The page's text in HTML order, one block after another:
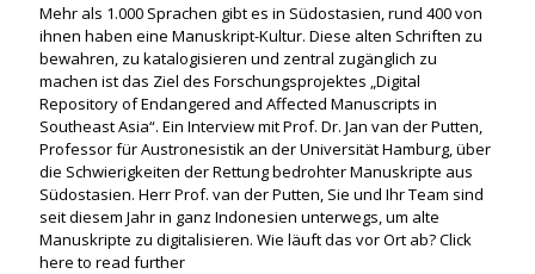
Mehr als 1.000 Sprachen gibt es in Südostasien, rund 400 von
ihnen haben eine Manuskript-Kultur. Diese alten Schriften zu
bewahren, zu katalogisieren und zentral zugänglich zu
machen ist das Ziel des Forschungsprojektes „Digital
Repository of Endangered and Affected Manuscripts in
Southeast Asia“. Ein Interview mit Prof. Dr. Jan van der Putten,
Professor für Austronesistik an der Universität Hamburg, über
die Schwierigkeiten der Rettung bedrohter Manuskripte aus
Südostasien. Herr Prof. van der Putten, Sie und Ihr Team sind
seit diesem Jahr in ganz Indonesien unterwegs, um alte
Manuskripte zu digitalisieren. Wie läuft das vor Ort ab? Click
here to read further